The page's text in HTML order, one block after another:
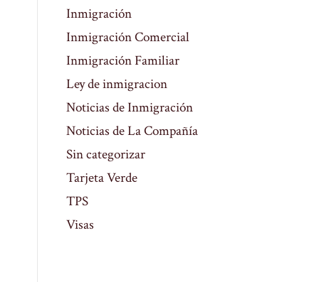
Inmigración
Inmigración Comercial
Inmigración Familiar
Ley de inmigracion
Noticias de Inmigración
Noticias de La Compañía
Sin categorizar
Tarjeta Verde
TPS
Visas